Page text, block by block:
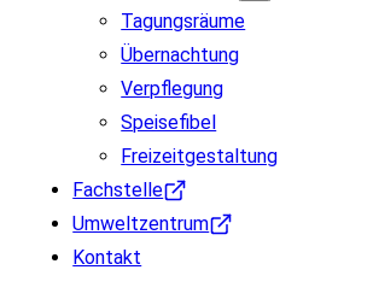
Tagungsräume
Übernachtung
Verpflegung
Speisefibel
Freizeitgestaltung
Fachstelle
Umweltzentrum
Kontakt